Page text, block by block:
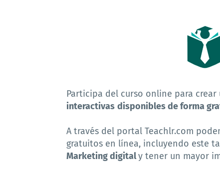
Participa del curso online para crear
interactivas disponibles de forma
A través del portal Teachlr.com
gratuitos en línea, incluyendo este
Marketing digitaly tener un mayor